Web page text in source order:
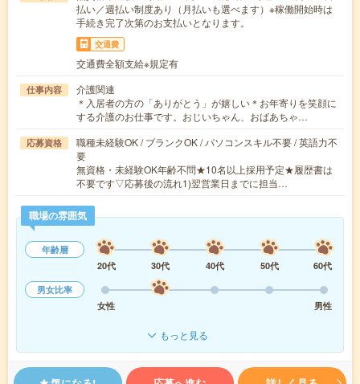
払い／週払い制度あり（月払いも選べます）※稼働開始時は
手続き完了次第のお支払いとなります。
交通費
交通費全額支給※規定有
仕事内容
介護関連
＊入居者の方の「ありがとう」が嬉しい＊お年寄りを笑顔に
する介護のお仕事です。おじいちゃん、おばあちゃ…
応募資格
職種未経験OK / ブランクOK / パソコンスキル不要 / 英語力不
要
無資格・未経験OK年齢不問★10名以上採用予定★履歴書は
不要です▽応募後の流れ1)翌営業日までに担当…
職場の雰囲気
年齢層
20代
30代 40代 50代
60代
男女比率
女性
男性
もっと見る